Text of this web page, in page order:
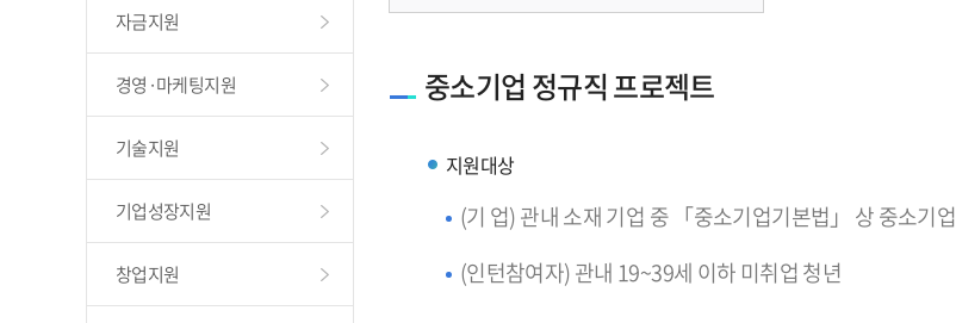
자금지원
경영·마케팅지원
기술지원
기업성장지원
창업지원
중소기업 정규직 프로젝트
지원대상
(기 업) 관내 소재 기업 중 「중소기업기본법」 상 중소기업
(인턴참여자) 관내 19~39세 이하 미취업 청년